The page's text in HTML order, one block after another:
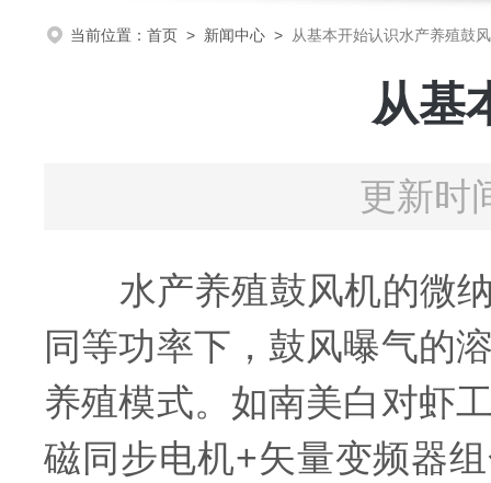
当前位置： 首页 > 新闻中心 > 从基本开始认识水产养殖鼓
从基
更新时
水产养殖鼓风机的微纳
同等功率下，鼓风曝气的
养殖模式。如南美白对虾
磁同步电机+矢量变频器